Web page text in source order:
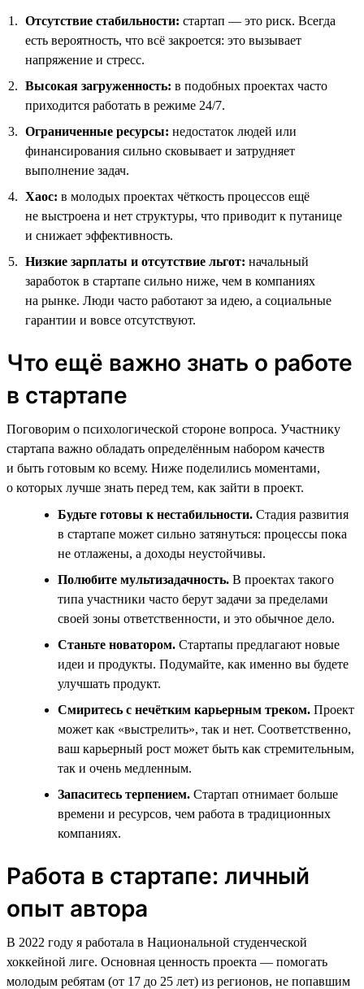
Отсутствие стабильности: стартап — это риск. Всегда
есть вероятность, что всё закроется: это вызывает
напряжение и стресс.
Высокая загруженность: в подобных проектах часто
приходится работать в режиме 24/7.
Ограниченные ресурсы: недостаток людей или
финансирования сильно сковывает и затрудняет
выполнение задач.
Хаос: в молодых проектах чёткость процессов ещё
не выстроена и нет структуры, что приводит к путанице
и снижает эффективность.
Низкие зарплаты и отсутствие льгот: начальный
заработок в стартапе сильно ниже, чем в компаниях
на рынке. Люди часто работают за идею, а социальные
гарантии и вовсе отсутствуют.
Что ещё важно знать о работе
в стартапе
Поговорим о психологической стороне вопроса. Участнику
стартапа важно обладать определённым набором качеств
и быть готовым ко всему. Ниже поделились моментами,
о которых лучше знать перед тем, как зайти в проект.
Будьте готовы к нестабильности. Стадия развития
в стартапе может сильно затянуться: процессы пока
не отлажены, а доходы неустойчивы.
Полюбите мультизадачность. В проектах такого
типа участники часто берут задачи за пределами
своей зоны ответственности, и это обычное дело.
Станьте новатором. Стартапы предлагают новые
идеи и продукты. Подумайте, как именно вы будете
улучшать продукт.
Смиритесь с нечётким карьерным треком. Проект
может как «выстрелить», так и нет. Соответственно,
ваш карьерный рост может быть как стремительным,
так и очень медленным.
Запаситесь терпением. Стартап отнимает больше
времени и ресурсов, чем работа в традиционных
компаниях.
Работа в стартапе: личный
опыт автора
В 2022 году я работала в Национальной студенческой
хоккейной лиге. Основная ценность проекта — помогать
молодым ребятам (от 17 до 25 лет) из регионов, не попавшим